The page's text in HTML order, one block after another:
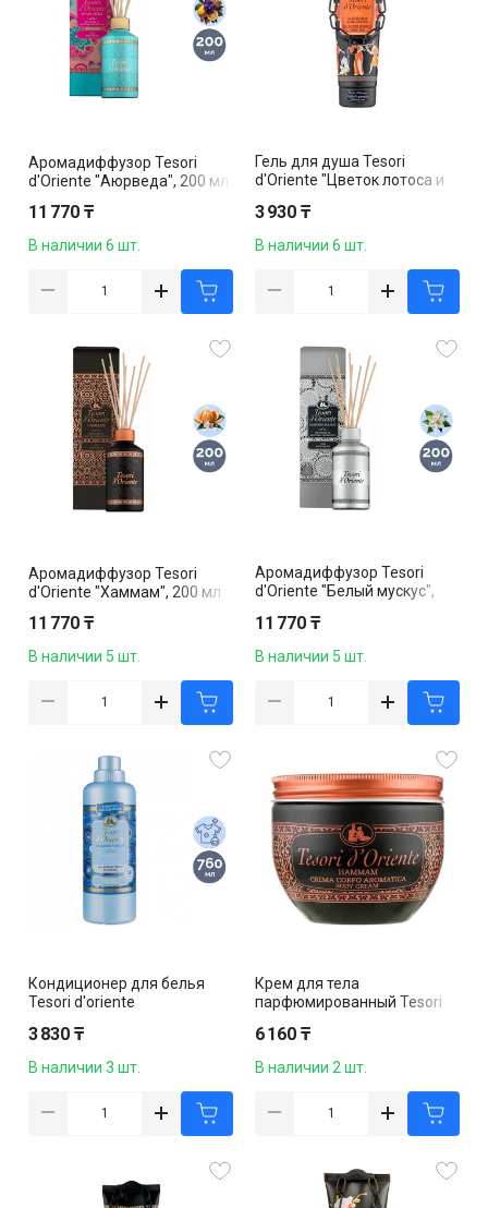
Аромадиффузор Tesori
d'Oriente "Аюрведа", 200 мл
11 770 ₸
В наличии 6 шт.
Гель для душа Tesori
d'Oriente "Цветок лотоса и
3 930 ₸
В наличии 6 шт.
Аромадиффузор Tesori
d'Oriente "Хаммам", 200 мл
11 770 ₸
В наличии 5 шт.
Аромадиффузор Tesori
d'Oriente "Белый мускус",
11 770 ₸
В наличии 5 шт.
Кондиционер для белья
Tesori d'oriente
3 830 ₸
В наличии 3 шт.
Крем для тела
парфюмированный Tesori
6 160 ₸
В наличии 2 шт.